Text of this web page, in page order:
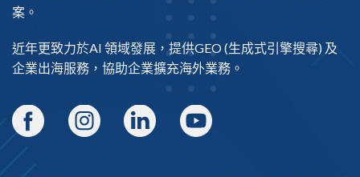
案。
近年更致力於AI 領域發展，提供GEO(生成式引擎搜尋) 及
企業出海服務，協助企業擴充海外業務。